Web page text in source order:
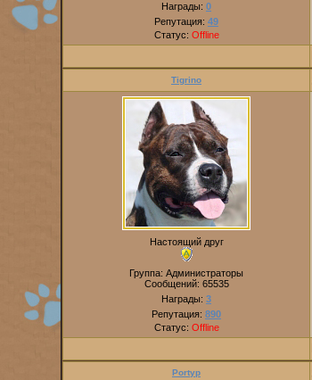
Награды: 0
Репутация: 49
Статус: Offline
Tigrino
Настоящий друг
Группа: Администраторы
Сообщений: 65535
Награды: 3
Репутация: 890
Статус: Offline
Portyp